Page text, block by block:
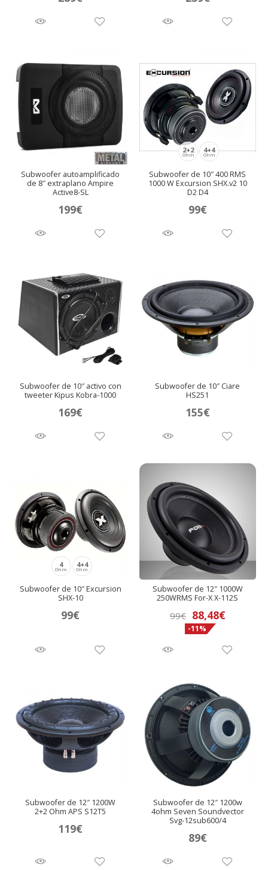
Subwoofer autoamplificado
de 8″ extraplano Ampire
Active8-SL
199€
2+2
Ohm
4+4
Ohm
Subwoofer de 10″ 400 RMS
1000 W Excursion SHX.v2 10
D2 D4
99€
Subwoofer de 10″ activo con
tweeter Kipus Kobra-1000
169€
Subwoofer de 10″ Ciare
HS251
155€
4
Ohm
4+4
Ohm
Subwoofer de 10″ Excursion
SHX-10
99€
Subwoofer de 12″ 1000W
250WRMS For-X X-112S
99€ El
precio
original
99€.
88,48€El
actual
-11%
Subwoofer de 12″ 1200W
2+2 Ohm APS S12T5
119€
Subwoofer de 12″ 1200w
4ohm Seven Soundvector
Svg-12sub600/4
89€